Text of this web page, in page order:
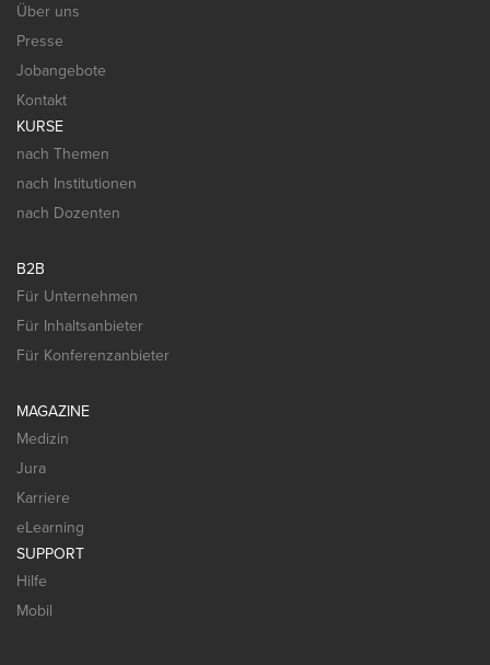
Über uns
Presse
Jobangebote
Kontakt
KURSE
nach Themen
nach Institutionen
nach Dozenten
B2B
Für Unternehmen
Für Inhaltsanbieter
Für Konferenzanbieter
MAGAZINE
Medizin
Jura
Karriere
eLearning
SUPPORT
Hilfe
Mobil